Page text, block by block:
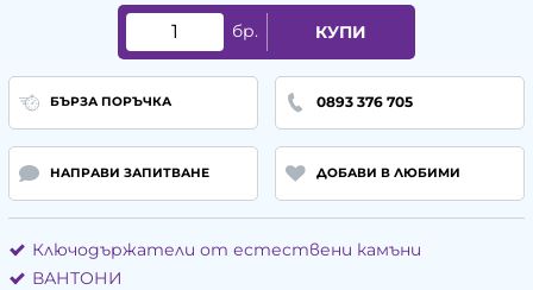
бр. КУПИ
БЪРЗА ПОРЪЧКА 0893 376 705
НАПРАВИ ЗАПИТВАНЕ ДОБАВИ В ЛЮБИМИ
Ключодържатели от естествени камъни
ВАНТОНИ